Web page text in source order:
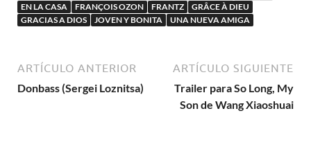
EN LA CASA
FRANÇOIS OZON FRANTZ
GRÂCE À DIEU
GRACIAS A DIOS
JOVEN Y BONITA UNA NUEVA AMIGA
ARTÍCULO ANTERIOR
Donbass (Sergei Loznitsa)
ARTÍCULO SIGUIENTE
Trailer para So Long, My
Son de Wang Xiaoshuai